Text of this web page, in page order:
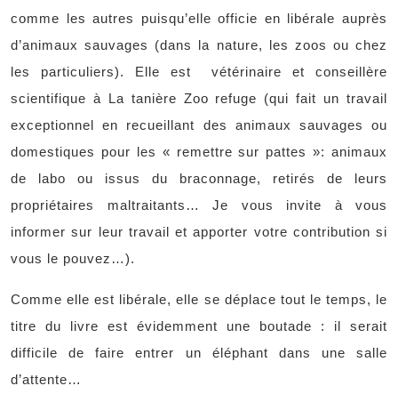
comme les autres puisqu’elle officie en libérale auprès
d’animaux sauvages (dans la nature, les zoos ou chez
les particuliers). Elle est
vétérinaire et conseillère
scientifique à La tanière Zoo refuge (qui fait un travail
exceptionnel en recueillant des animaux sauvages ou
domestiques pour les « remettre sur pattes »: animaux
de labo ou issus du braconnage, retirés de leurs
propriétaires maltraitants… Je vous invite à vous
informer sur leur travail et apporter votre contribution si
vous le pouvez…).
Comme elle est libérale, elle se déplace tout le temps, le
titre du livre est évidemment une boutade : il serait
difficile de faire entrer un éléphant dans une salle
d’attente…